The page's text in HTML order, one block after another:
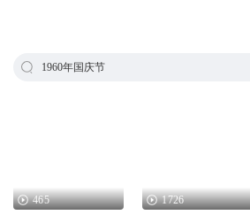
1960年国庆节
465 1726